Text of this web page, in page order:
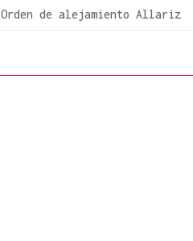
Orden de alejamiento Allariz